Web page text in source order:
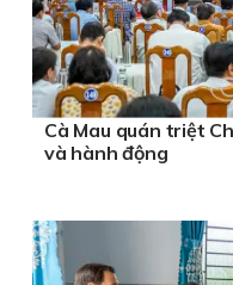
Cà Mau quán triệt
và hành động